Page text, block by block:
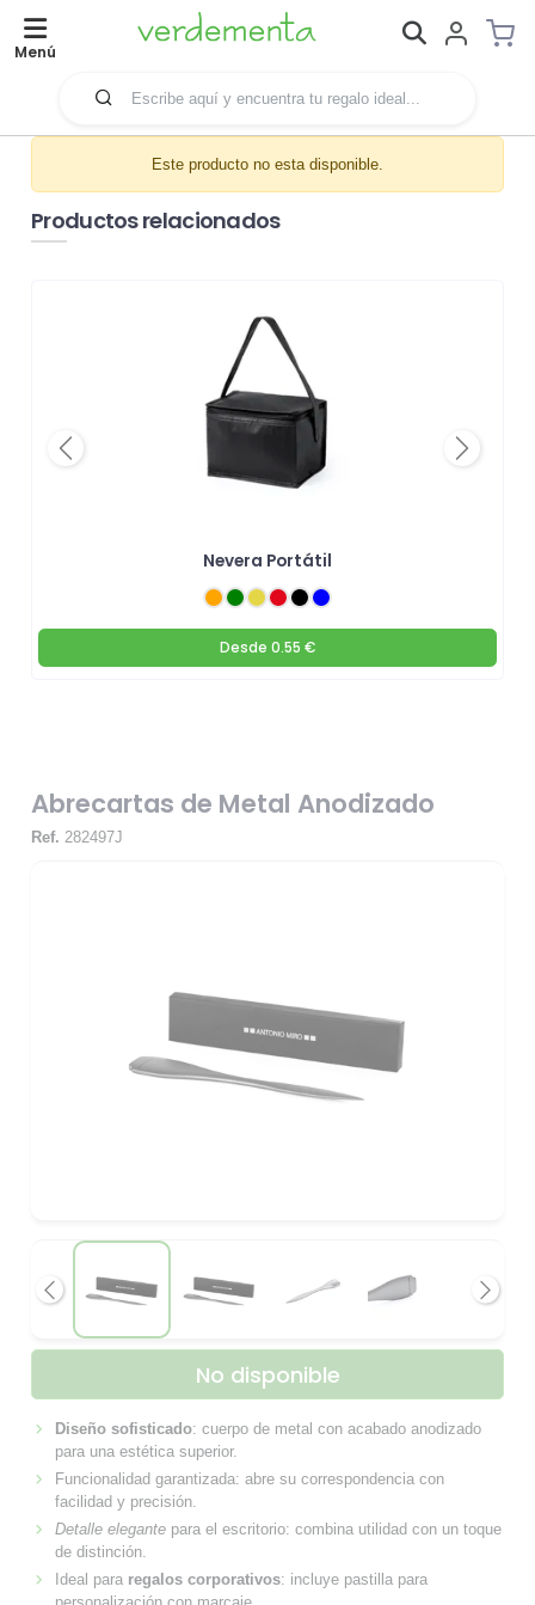
Menú
Este producto no esta disponible.
Productos relacionados
Nevera Portátil
Desde 0.55 €
Previous Next
Abrecartas de Metal Anodizado
Ref. 282497J
Anterior
No disponible
Diseño sofisticado: cuerpo de metal con acabado anodizado
para una estética superior.
Funcionalidad garantizada: abre su correspondencia con
facilidad y precisión.
Detalle elegantepara el escritorio: combina utilidad con un toque
de distinción.
Ideal para regalos corporativos: incluye pastilla para